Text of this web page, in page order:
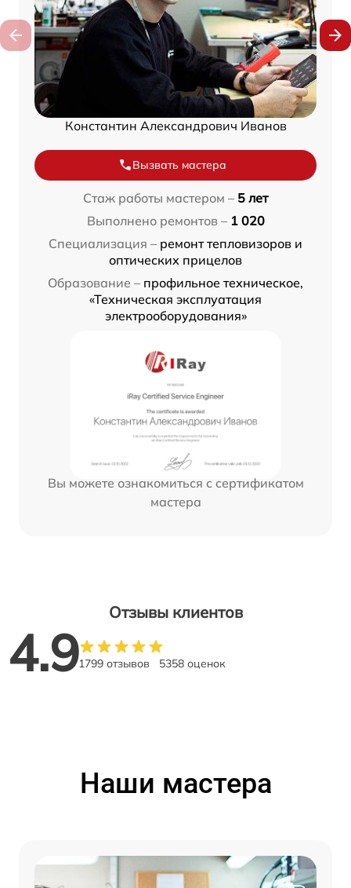
Константин Александрович Иванов
Вызвать мастера
Стаж работы мастером – 5 лет
Выполнено ремонтов – 1 020
Специализация – ремонт тепловизоров и
оптических прицелов
Образование – профильное техническое,
«Техническая эксплуатация
электрооборудования»
Вы можете ознакомиться с сертификатом
мастера
Отзывы клиентов
4.91799 отзывов 5358 оценок
Наши мастера